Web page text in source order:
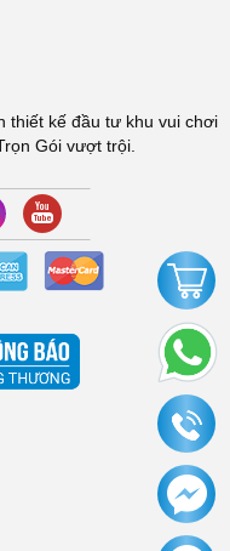
thiết kế đầu tư khu vui chơi
Gói vượt trội.